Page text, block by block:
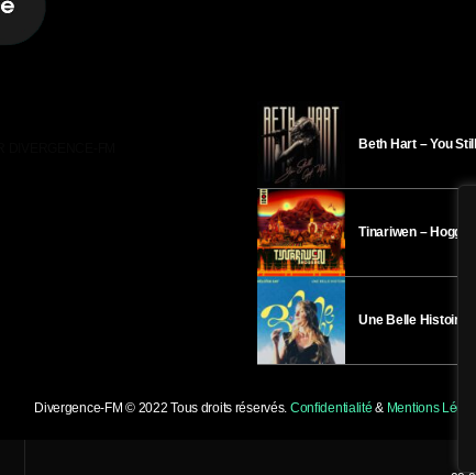
Beth Hart – You
Tinariwen – Hoggar
Une Belle Histoire
Divergence-FM © 2022 Tous droits réservés. Confidentialité & Mentions